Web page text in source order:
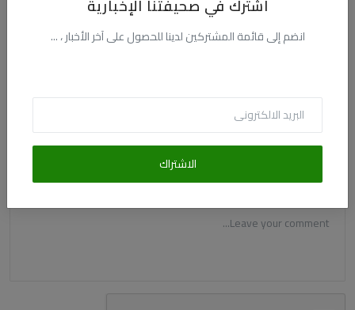
اشترك في صحيفتنا الإخبارية
انضم إلى قائمة المشتركين لدينا للحصول على آخر الأخبار ، ...
الاشتراك
البريد الالكترونى
التعليق